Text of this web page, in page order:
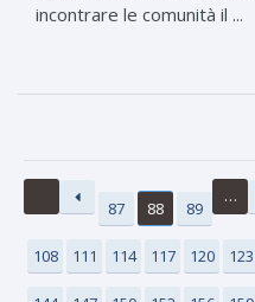
incontrare le comunità il ...
87 88 89
…
108 111 114 117 120 123